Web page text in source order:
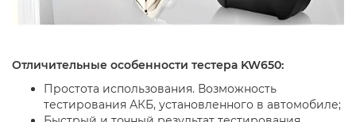
Отличительные особенности тестера KW650:
Простота использования. Возможность
тестирования АКБ, установленного в автомобиле;